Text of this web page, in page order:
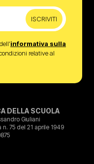
ISCRIVITI
informativa sulla
relative al
DELLA SCUOLA
Giuliani
75 del 21 aprile 1949